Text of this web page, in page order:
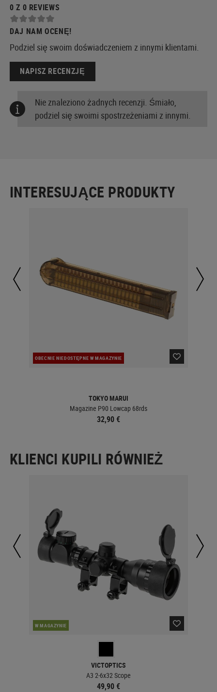
0 Z 0 REVIEWS
DAJ NAM OCENĘ!
Podziel się swoim doświadczeniem z innymi klientami.
NAPISZ RECENZJĘ
Nie znaleziono żadnych recenzji. Śmiało,
podziel się swoimi spostrzeżeniami z innymi.
INTERESUJĄCE PRODUKTY
OBECNIE NIEDOSTĘPNE W MAGAZYNIE
TOKYO MARUI
Magazine P90 Lowcap 68rds
32,90 €
KLIENCI KUPILI RÓWNIEŻ
W MAGAZYNIE
VICTOPTICS
A3 2-6x32 Scope
49,90 €